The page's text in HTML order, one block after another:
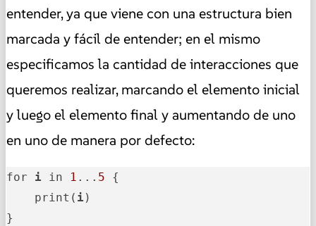
entender, ya que viene con una estructura bien
marcada y fácil de entender; en el mismo
especificamos la cantidad de interacciones que
queremos realizar, marcando el elemento inicial
y luego el elemento final y aumentando de uno
en uno de manera por defecto:
for i in 1 ... 5 {
    print(
i )
}